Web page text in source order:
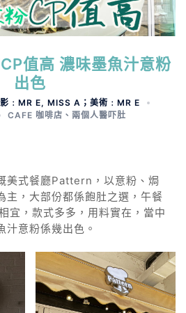
值高 濃味墨魚汁意粉
出色
﹕MR E, MISS A；美術﹕MR E
CAFE 咖啡店 、 兩個人醫吓肚
美式餐廳Pattern，以意粉、焗
主，大部份都係飽肚之選，午餐
宜，款式多多，用料實在，當中
汁意粉係幾出色。